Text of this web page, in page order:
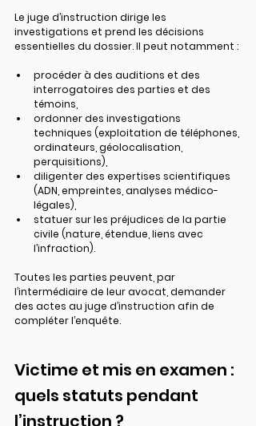
Le juge d’instruction dirige les
investigations et prend les décisions
essentielles du dossier. Il peut notamment :
procéder à des auditions et des
interrogatoires des parties et des
témoins,
ordonner des investigations
techniques (exploitation de téléphones,
ordinateurs, géolocalisation,
perquisitions),
diligenter des expertises scientifiques
(ADN, empreintes, analyses médico-
légales),
statuer sur les préjudices de la partie
civile (nature, étendue, liens avec
l’infraction).
Toutes les parties peuvent, par
l’intermédiaire de leur avocat, demander
des actes au juge d’instruction afin de
compléter l’enquête.
Victime et mis en examen :
quels statuts pendant
l’instruction ?